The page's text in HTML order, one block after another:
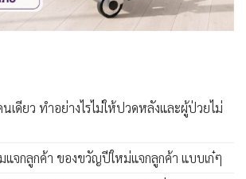
เดียว ทำอย่างไรไม่ให้ปวดหลังและผู้ป่วยไม่
แจกลูกค้า ของขวัญปีใหม่แจกลูกค้า แบบเก๋ๆ